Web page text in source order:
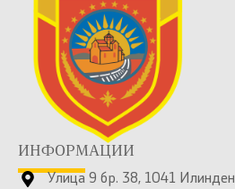
ИНФОРМАЦИИ
Улица 9 бр. 38, 1041 Илинден